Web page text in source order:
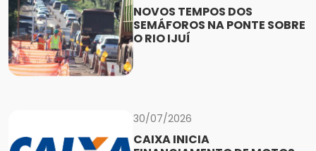
NOVOS TEMPOS DOS
SEMÁFOROS NA PONTE SOBRE
O RIO IJUÍ
30/07/2026
CAIXA INICIA